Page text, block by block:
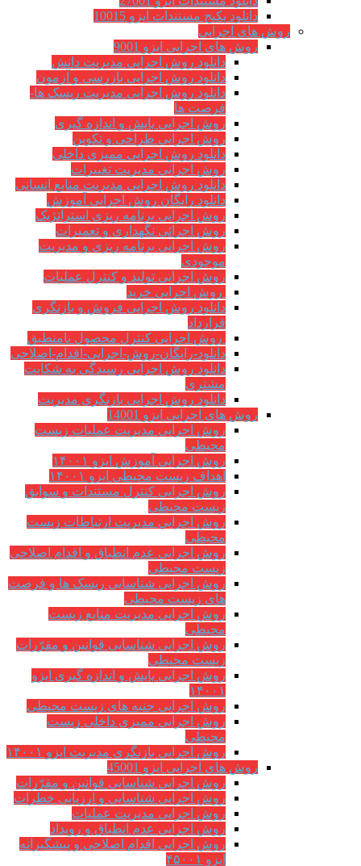
دانلود پکیج مستندات ایزو 10015
های اجرایی
روش های اجرایی ایزو 9001
دانلود روش اجرایی مدیریت دانش
دانلود روش اجرایی بازرسی و آزمون
دانلود روش اجرایی مدیریت ریسک ها-
روش اجرایی پایش و اندازه گیری
روش اجرایی طراحی و تکوین
دانلود روش اجرایی ممیزی داخلی
روش اجرایی مدیریت تغییرات
دانلود روش اجرایی مدیریت منابع انسانی
دانلود رایگان روش اجرایی آموزش
روش اجرایی برنامه ریزی استراتژیک
روش اجرائی نگهداری و تعمیرات
روش اجرایی برنامه ریزی و مدیریت
روش اجرایی تولید و کنترل عملیات
روش اجرایی خرید
دانلود روش اجرایی فروش و بازنگری
روش اجرایی کنترل محصول نامنطبق
دانلود-رایگان-روش-اجرایی-اقدام-اصلاحی
دانلود روش اجرایی رسیدگی به شکایت
دانلود روش اجرایی بازنگری مدیریت
روش های اجرایی ایزو 14001
روش اجرایی مدیریت عملیات زیست
روش اجرایی آموزش ایزو ۱۴۰۰۱
اهداف زیست محیطی ایزو ۱۴۰۰۱
روش اجرایی کنترل مستندات و سوابق
روش اجرايي مدیریت ارتباطات زیست
روش اجرایی عدم انطباق و اقدام اصلاحی
روش اجرایی شناسایی ریسک ها و فرصت
های زیست محیطی
روش اجرایی مدیریت منابع زیست
روش اجرایی شناسایی قوانین و مقرّرات
روش اجرایی پایش و اندازه گیری ایزو
روش اجرایی جنبه های زیست محیطی
روش اجرایی ممیزی داخلی زیست
روش اجرایی بازنگری مدیریت ایزو ۱۴۰۰۱
روش های اجرایی ایزو 45001
روش اجرایی شناسایی قوانین و مقرّرات
روش اجرایی شناسایی و ارزیابی خطرات
روش اجرایی مدیریت عملیات
روش اجرایی عدم انطباق و رویداد
روش اجرایی اقدام اصلاحی و پیشگیرانه